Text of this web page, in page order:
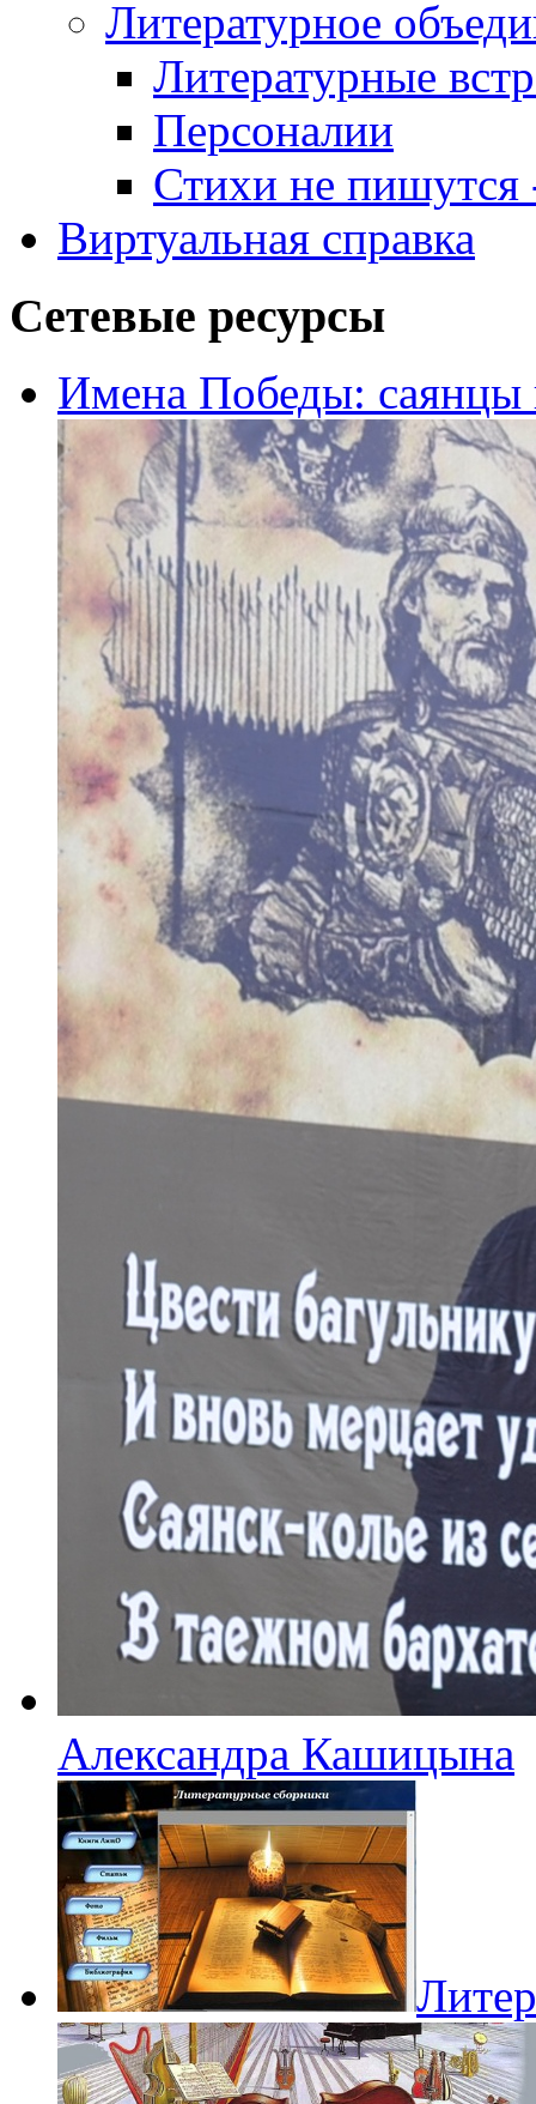
Литературное
Литературные
Персоналии
Стихи не пишутся
Виртуальная справка
Сетевые ресурсы
Имена Победы: саянцы
Александра Кашицына